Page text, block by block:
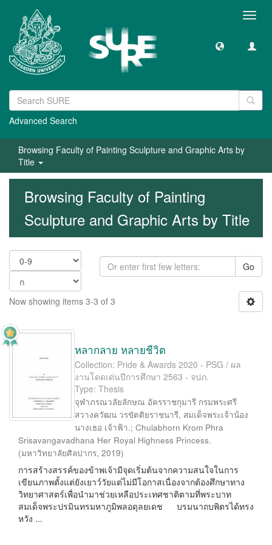
Advanced Search
Browsing Faculty of Painting Sculpture and Graphic Arts by
Title
Browsing Faculty of Painting
Sculpture and Graphic Arts by Title
Go
Now showing items 3-3 of 3
หลากลาย หลายชีวิต
Collection: Pride & Awards 2020 - PSG / ผล
งานโดดเด่นปีการศึกษา 2563 - จปภ.
Type: Thesis
จุฬาภรณวลัยลักษณ อัครราชกุมารี กรมพระศรี
สวางควัฒน วรขัตติยราชนารี, สมเด็จพระเจ้าน้อง
นางเธอ เจ้าฟ้า.; Chulabhorn Krom Phra
Srisavangavadhana Her Royal Highness Princess.
(มหาวิทยาลัยศิลปากร, 2019)
การสร้างสรรค์ของข้าพเจ้ามีจุดเริ่มต้นจากความสนใจในการ
เขียนภาพตั้งแต่ยังเยาว์วัยแต่ไม่มีโอกาสเนื่องจากต้องศึกษาทาง
วิทยาศาสตร์เพื่อนำมาช่วยเหลือประเทศชาติตามที่พระบาท
สมเด็จพระปรมินทรมหาภูมิพลอดุลยเดช บรมนาถบพิตรได้ทรง
หวัง ...